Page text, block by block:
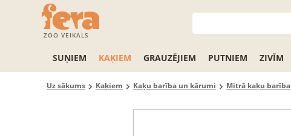
ZOO VEIKALS
SUŅIEM KAĶIEM GRAUZĒJIEM PUTNIEM ZIVĪM
Uz sākums Kaķiem Kaķu barība un kārumi Mitrā kaķu barība